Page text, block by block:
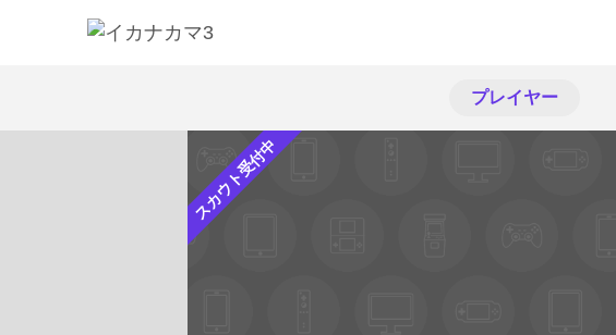
プレイヤー
スカウト受付中